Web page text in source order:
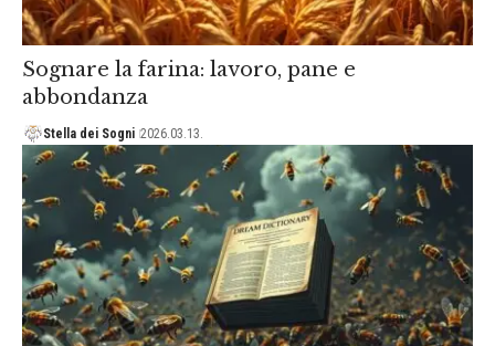
Sognare la farina: lavoro, pane e
abbondanza
Stella dei Sogni 2026.03.13.